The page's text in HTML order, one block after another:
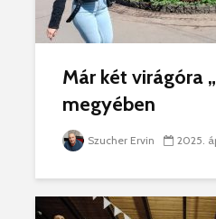
Már két virágóra
megyében
Szucher Ervin 2025.